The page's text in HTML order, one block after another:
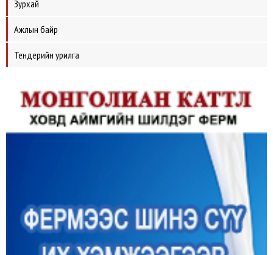
Зурхай
Ажлын байр
Тендерийн урилга